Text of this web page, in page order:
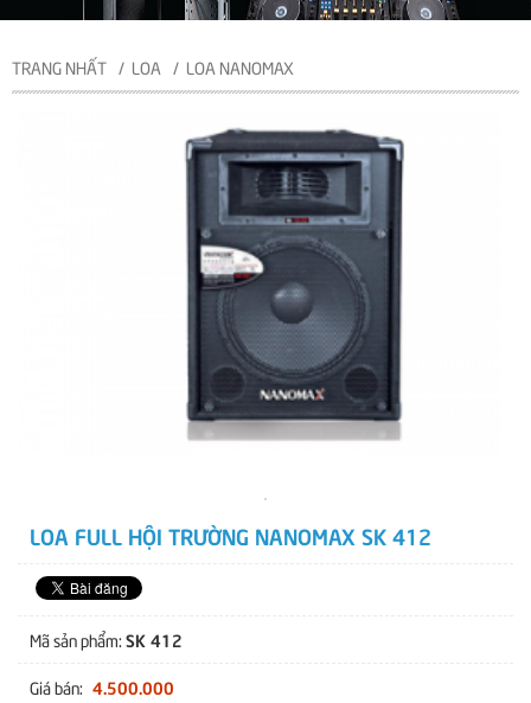
TRANG NHẤT LOA LOA NANOMAX
LOA FULL HỘI TRƯỜNG NANOMAX SK 412
Mã sản phẩm: SK 412
Giá bán: 4.500.000